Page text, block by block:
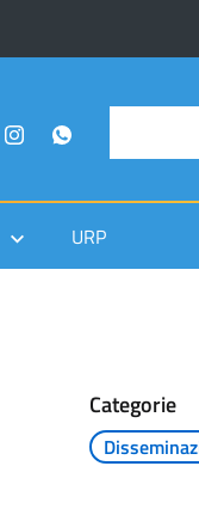
URP
Categorie